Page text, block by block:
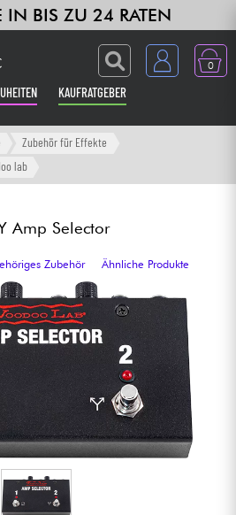
IN BIS ZU 24 RATEN
0
KAUFRATGEBER
Zubehör für Effekte
lab
Amp Selector
Zubehör
Ähnliche Produkte